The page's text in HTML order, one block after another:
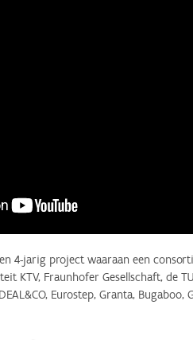
4-jarig project waaraan een
KTV, Fraunhofer Gesellschaft, de
Eurostep, Granta, Bugaboo,